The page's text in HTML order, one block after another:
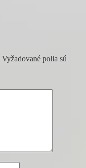
Vyžadované polia sú